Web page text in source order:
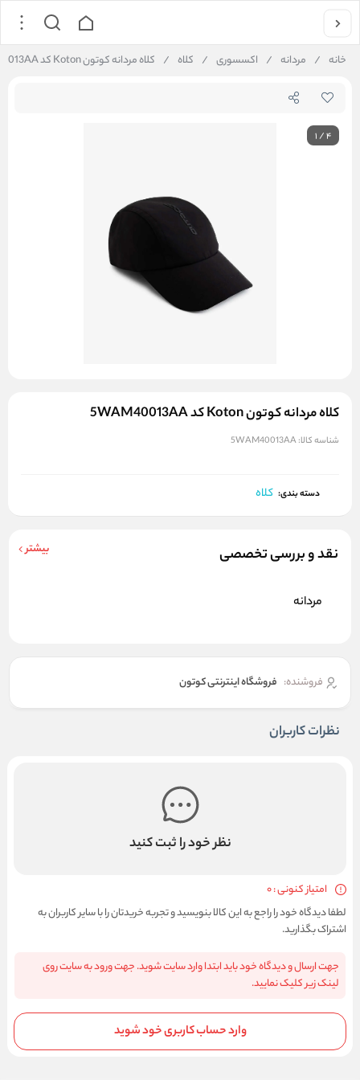
خانه / مردانه / اکسسوری / کلاه / کلاه مردانه کوتون Koton کد 5WAM40013AA
1/4
کلاه مردانه کوتون Koton کد 5WAM40013AA
شناسه کالا:5WAM40013AA
دسته بندی: کلاه
نقد و بررسی تخصصی بیشتر
مردانه
فروشنده: فروشگاه اینترنتی کوتون
نظرات کاربران
نظر خود را ثبت کنید
امتیاز کنونی : 0
لطفا دیدگاه خود را راجع به این کالا بنویسید و تجربه خریدتان را با سایر کاربران به
اشتراک بگذارید.
جهت ارسال و دیدگاه خود باید ابتدا وارد سایت شوید. جهت ورود به سایت روی
لینک زیر کلیک نمایید.
وارد حساب کاربری خود شوید